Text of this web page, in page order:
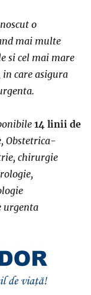
o
mai multe
si cel mai mare
care asigura
14 linii de
Obstetrica-
chirurgie
urgenta